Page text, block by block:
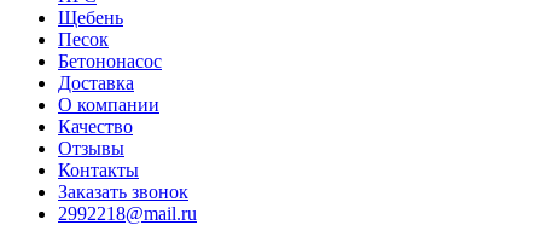
Щебень
Песок
Бетононасос
Доставка
О компании
Качество
Отзывы
Контакты
Заказать звонок
2992218@mail.ru